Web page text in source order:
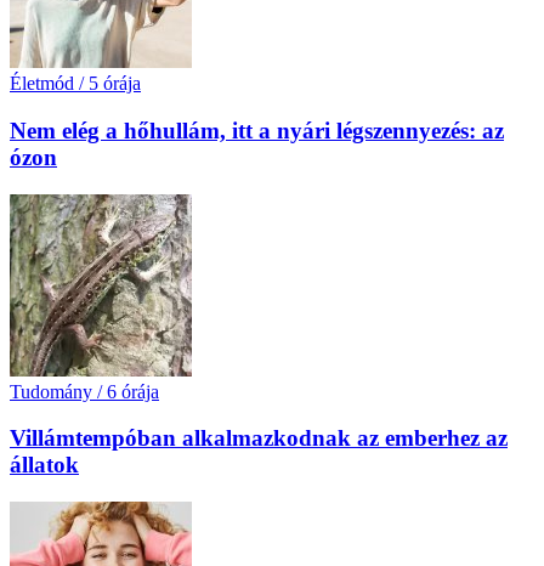
Életmód / 5 órája
Nem elég a hőhullám, itt a nyári légszennyezés: az
ózon
Tudomány / 6 órája
Villámtempóban alkalmazkodnak az emberhez az
állatok